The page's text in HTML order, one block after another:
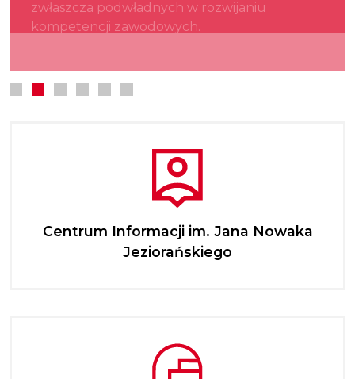
zwłaszcza podwładnych w rozwijaniu
kompetencji zawodowych.
kultury.
najmłodszych.
Centrum Informacji im. Jana Nowaka
Jeziorańskiego